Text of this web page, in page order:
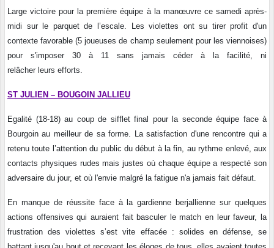
Large victoire pour la première équipe à la manœuvre ce samedi après-
midi sur le parquet de l’escale. Les violettes ont su tirer profit d'un
contexte favorable (5 joueuses de champ seulement pour les viennoises)
pour s'imposer 30 à 11 sans jamais céder à la facilité, ni
relâcher leurs efforts.
ST JULIEN – BOUGOIN JALLIEU
Egalité (18-18) au coup de sifflet final pour la seconde équipe face à
Bourgoin au meilleur de sa forme. La satisfaction d'une rencontre qui a
retenu toute l’attention du public du début à la fin, au rythme enlevé, aux
contacts physiques rudes mais justes où chaque équipe a respecté son
adversaire du jour, et où l'envie malgré la fatigue n'a jamais fait défaut.
En manque de réussite face à la gardienne berjallienne sur quelques
actions offensives qui auraient fait basculer le match en leur faveur, la
frustration des violettes s’est vite effacée : solides en défense, se